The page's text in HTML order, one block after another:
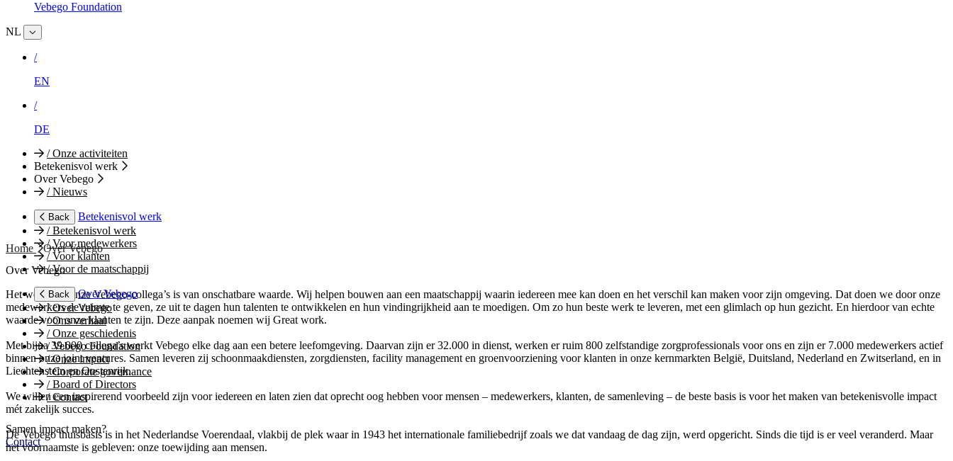
Vebego Foundation
NL
/
EN
/
DE
/Onze activiteiten
Betekenisvol werk
Over Vebego
/Nieuws
Back
Betekenisvol werk
/Betekenisvol werk
/Voor medewerkers
/Voor klanten
/Voor de maatschappij
Back
Over Vebego
/Over Vebego
/Ons verhaal
/Onze geschiedenis
/Vebego Foundation
/Onze impact
/Corporate governance
/Board of Directors
/Contact
Samen impact maken?
Contact
Home
Over Vebego
Over Vebego
Het werk van onze Vebego-collega’s is van onschatbare waarde. Wij helpen bouwen aan een maatschappij waarin iedereen mee kan doen en het verschil kan maken voor zijn omgeving. Dat doen we door onze
medewerkers de ruimte te geven, ze uit te dagen hun talenten te ontwikkelen en hun vindingrijkheid aan te moedigen. Om zo hun beste werk te leveren, met een glimlach op hun gezicht. En hierdoor van echte
waarde voor onze klanten te zijn. Deze aanpak noemen wij Great work.
Met bijna 39.000 collega’s werkt Vebego elke dag aan een betere leefomgeving. Daarvan zijn er 32.000 in dienst, werken er ruim 800 zelfstandige zorgprofessionals voor ons en zijn er 7.000 medewerkers actief
binnen onze joint ventures. Samen leveren zij schoonmaakdiensten, zorgdiensten, facility management en groenvoorziening voor klanten in onze kernmarkten België, Duitsland, Nederland en Zwitserland, en in
Liechtenstein en Oostenrijk.
We willen een inspirerend voorbeeld zijn voor iedereen en laten zien dat oprecht oog hebben voor mensen – medewerkers, klanten, de samenleving – de beste basis is voor het maken van betekenisvolle impact
mét zakelijk succes.
De Vebego thuisbasis is in het Nederlandse Voerendaal, vlakbij de plek waar in 1943 het internationale familiebedrijf zoals we dat vandaag de dag zijn, werd opgericht. Sinds die tijd is er veel veranderd. Maar
het voornaamste is gebleven: onze toewijding aan mensen.